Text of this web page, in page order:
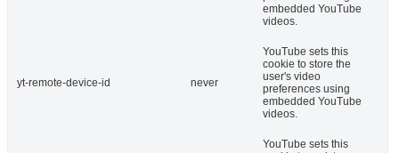
embedded YouTube
videos.
yt-remote-device-id never
YouTube sets this
cookie to store the
user's video
preferences using
embedded YouTube
videos.
YouTube sets this